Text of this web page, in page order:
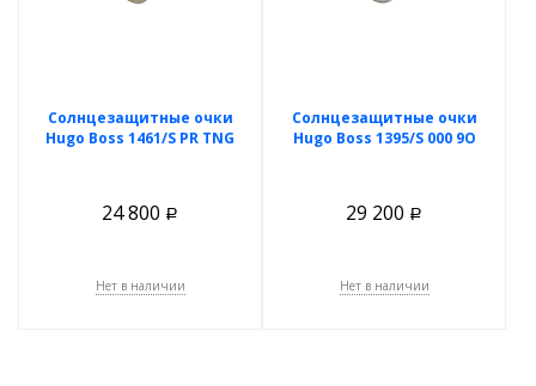
Солнцезащитные очки
Hugo Boss 1461/S PR TNG
24 800 Р
Нет в наличии
Солнцезащитные очки
Hugo Boss 1395/S 000 9O
29 200 Р
Нет в наличии